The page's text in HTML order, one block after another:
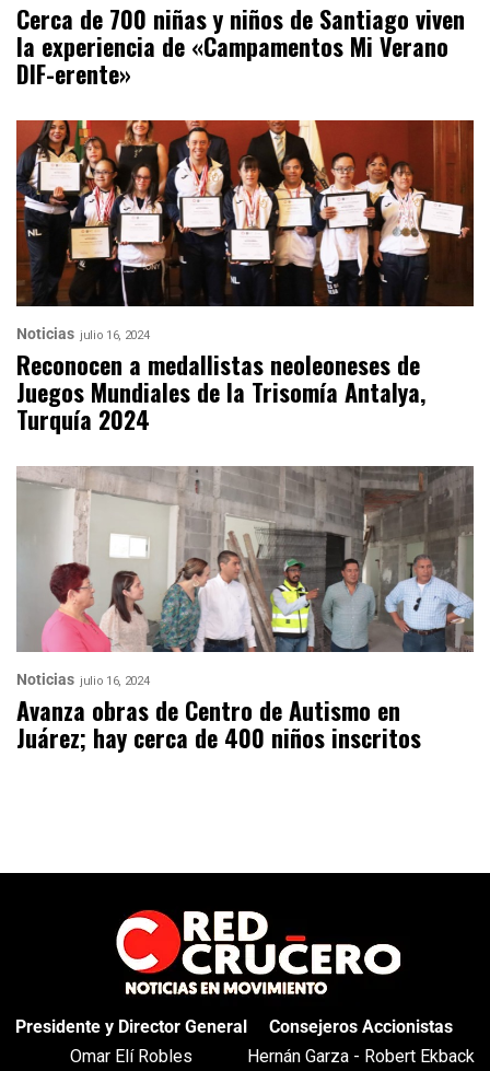
Cerca de 700 niñas y niños de Santiago viven
la experiencia de «Campamentos Mi Verano
DIF-erente»
Noticias julio 16, 2024
Reconocen a medallistas neoleoneses de
Juegos Mundiales de la Trisomía Antalya,
Turquía 2024
Noticias julio 16, 2024
Avanza obras de Centro de Autismo en
Juárez; hay cerca de 400 niños inscritos
Presidente y Director General
Omar Elí Robles
Consejeros Accionistas
Hernán Garza - Robert Ekback